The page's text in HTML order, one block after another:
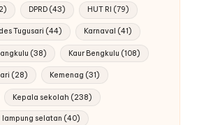
DPRD(43) HUT RI (79)
Tugusari (44) Karnaval (41)
(38) Kaur Bengkulu (108)
(28) Kemenag (31)
Kepala sekolah (238)
lampung selatan (40)